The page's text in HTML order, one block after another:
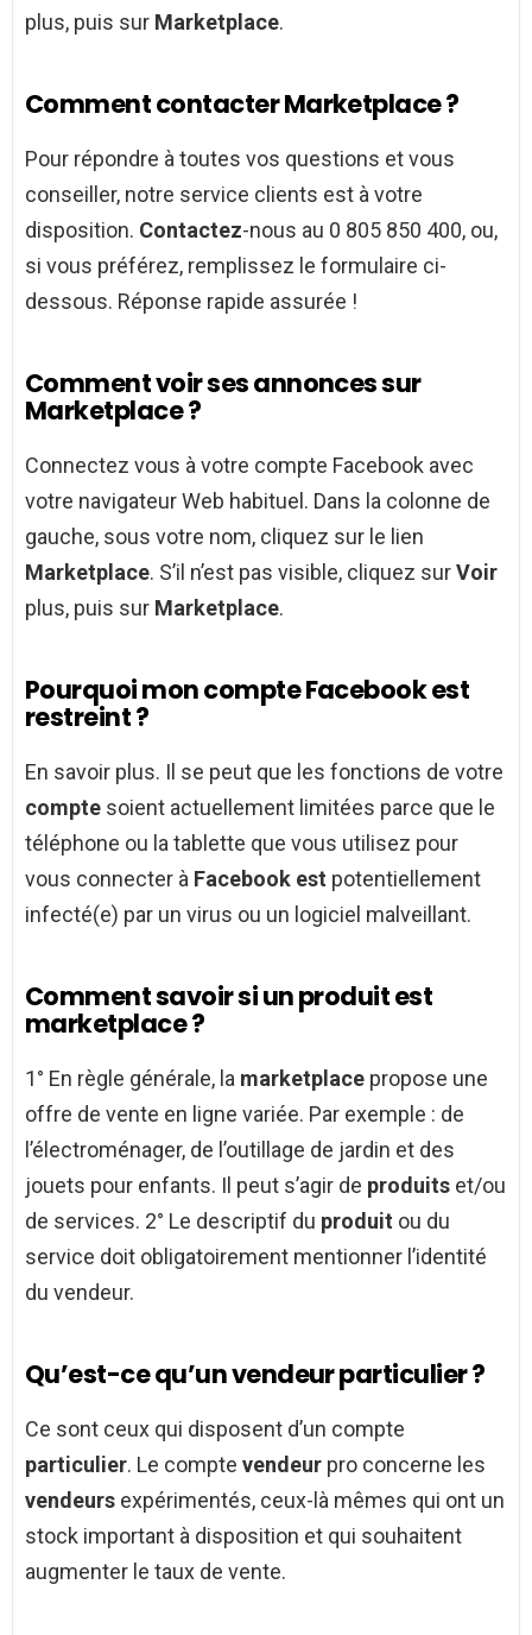
plus, puis sur Marketplace.
Comment contacter Marketplace ?
Pour répondre à toutes vos questions et vous
conseiller, notre service clients est à votre
disposition. Contactez-nous au 0 805 850 400, ou,
si vous préférez, remplissez le formulaire ci-
dessous. Réponse rapide assurée !
Comment voir ses annonces sur
Marketplace ?
Connectez vous à votre compte Facebook avec
votre navigateur Web habituel. Dans la colonne de
gauche, sous votre nom, cliquez sur le lien
Marketplace. S’il n’est pas visible, cliquez surVoir
plus, puis sur Marketplace.
Pourquoi mon compte Facebook est
restreint ?
En savoir plus. Il se peut que les fonctions de votre
compte soient actuellement limitées parce que le
téléphone ou la tablette que vous utilisez pour
vous connecter à Facebook est potentiellement
infecté(e) par un virus ou un logiciel malveillant.
Comment savoir si un produit est
marketplace ?
1° En règle générale, la marketplace propose une
offre de vente en ligne variée. Par exemple : de
l’électroménager, de l’outillage de jardin et des
jouets pour enfants. Il peut s’agir de produits et/ou
de services. 2° Le descriptif du produit ou du
service doit obligatoirement mentionner l’identité
du vendeur.
Qu’est-ce qu’un vendeur particulier ?
Ce sont ceux qui disposent d’un compte
particulier. Le compte vendeur pro concerne les
vendeurs expérimentés, ceux-là mêmes qui ont un
stock important à disposition et qui souhaitent
augmenter le taux de vente.